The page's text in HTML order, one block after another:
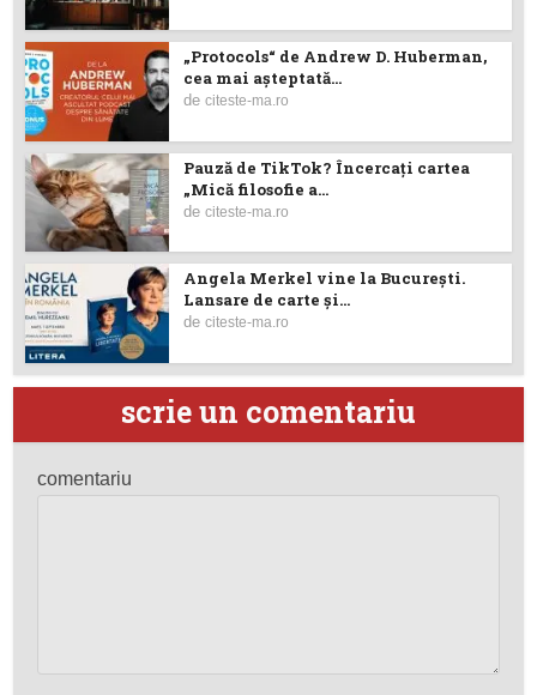
„Protocols“ de Andrew D. Huberman,
cea mai așteptată...
deciteste-ma.ro
Pauză de TikTok? Încercaţi cartea
„Mică filosofie a...
deciteste-ma.ro
Angela Merkel vine la București.
Lansare de carte şi...
deciteste-ma.ro
scrie un comentariu
comentariu